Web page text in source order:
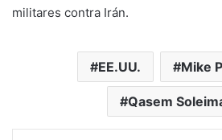
militares contra Irán.
EE.UU. Mike
Qasem